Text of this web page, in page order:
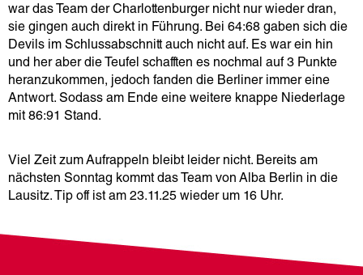
war das Team der Charlottenburger nicht nur wieder dran,
sie gingen auch direkt in Führung. Bei 64:68 gaben sich die
Devils im Schlussabschnitt auch nicht auf. Es war ein hin
und her aber die Teufel schafften es nochmal auf 3 Punkte
heranzukommen, jedoch fanden die Berliner immer eine
Antwort. Sodass am Ende eine weitere knappe Niederlage
mit 86:91 Stand.
Viel Zeit zum Aufrappeln bleibt leider nicht. Bereits am
nächsten Sonntag kommt das Team von Alba Berlin in die
Lausitz. Tip off ist am 23.11.25 wieder um 16 Uhr.